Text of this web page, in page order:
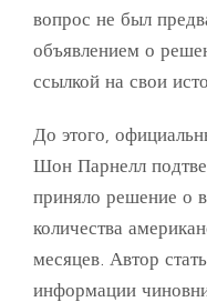
вопрос не был
объявлением о
ссылкой на свои
До этого,
Шон Парнелл
приняло решение о
количества
месяцев. Автор
информации